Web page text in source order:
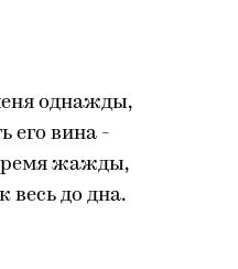
однажды,
его вина -
жажды,
весь до дна.